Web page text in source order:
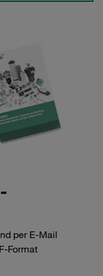
per E-Mail
Format